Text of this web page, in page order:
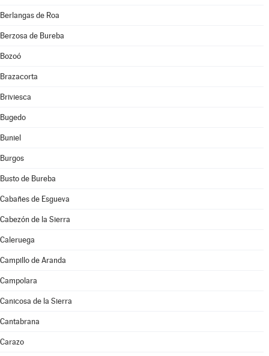
Berlangas de Roa
Berzosa de Bureba
Bozoó
Brazacorta
Briviesca
Bugedo
Buniel
Burgos
Busto de Bureba
Cabañes de Esgueva
Cabezón de la Sierra
Caleruega
Campillo de Aranda
Campolara
Canicosa de la Sierra
Cantabrana
Carazo